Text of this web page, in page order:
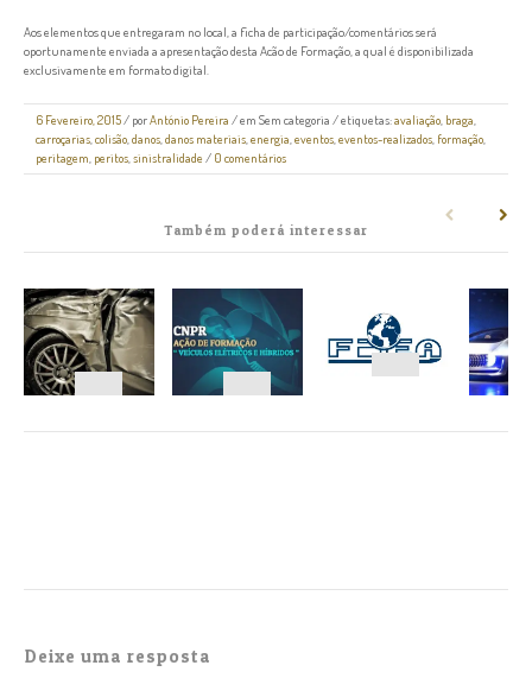
Aos elementos que entregaram no local, a ficha de participação/comentários será
oportunamente enviada a apresentação desta Acão de Formação, a qual é disponibilizada
exclusivamente em formato digital.
6 Fevereiro, 2015/ porAntónio Pereira / em Sem categoria / etiquetas:avaliação, braga,
carroçarias,colisão,danos,danos materiais,energia,eventos,eventos-realizados, formação,
peritagem, peritos,sinistralidade / 0 comentários
Também poderá interessar
Deixe uma resposta